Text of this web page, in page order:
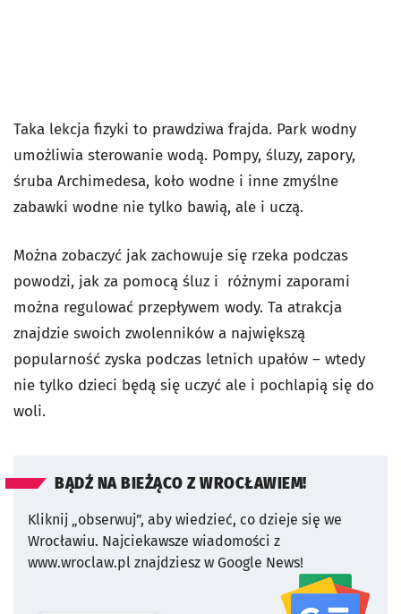
Taka lekcja fizyki to prawdziwa frajda. Park wodny
umożliwia sterowanie wodą. Pompy, śluzy, zapory,
śruba Archimedesa, koło wodne i inne zmyślne
zabawki wodne nie tylko bawią, ale i uczą.
Można zobaczyć jak zachowuje się rzeka podczas
powodzi, jak za pomocą śluz i różnymi zaporami
można regulować przepływem wody. Ta atrakcja
znajdzie swoich zwolenników a największą
popularność zyska podczas letnich upałów – wtedy
nie tylko dzieci będą się uczyć ale i pochlapią się do
woli.
BĄDŹ NA BIEŻĄCO Z WROCŁAWIEM!
Kliknij „obserwuj”, aby wiedzieć, co dzieje się we
Wrocławiu. Najciekawsze wiadomości z
www.wroclaw.pl znajdziesz w Google News!